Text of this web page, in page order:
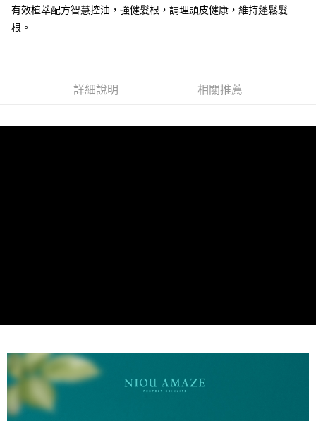
每筆NT$65，滿NT$1,500(含以上)免運費
付款後門市自取(需14天內取貨)
有效植萃配方智慧控油，強健髮根，調理頭皮健康，維持蓬鬆髮
根。
詳細說明 相關推薦